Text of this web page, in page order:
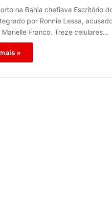
na Bahia chefiava Escritório
por Ronnie Lessa,
Franco. Treze celulares…
»